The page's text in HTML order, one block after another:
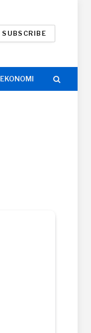
SUBSCRIBE
EKONOMI